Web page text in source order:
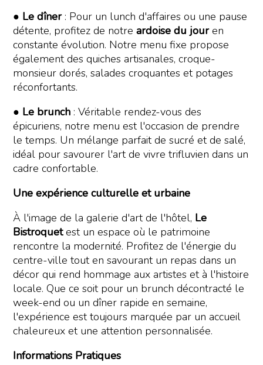
● Le dîner: Pour un lunch d'affaires ou une pause
détente, profitez de notreardoise du jouren
constante évolution. Notre menu fixe propose
également des quiches artisanales, croque-
monsieur dorés, salades croquantes et potages
réconfortants.
● Le brunch : Véritable rendez-vous des
épicuriens, notre menu est l'occasion de prendre
le temps. Un mélange parfait de sucré et de salé,
idéal pour savourer l'art de vivre trifluvien dans un
cadre confortable.
Une expérience culturelle et urbaine
À l'image de la galerie d'art de l'hôtel, Le
Bistroquetest un espace où le patrimoine
rencontre la modernité. Profitez de l'énergie du
centre-ville tout en savourant un repas dans un
décor qui rend hommage aux artistes et à l'histoire
locale. Que ce soit pour un brunch décontracté le
week-end ou un dîner rapide en semaine,
l'expérience est toujours marquée par un accueil
chaleureux et une attention personnalisée.
Informations Pratiques